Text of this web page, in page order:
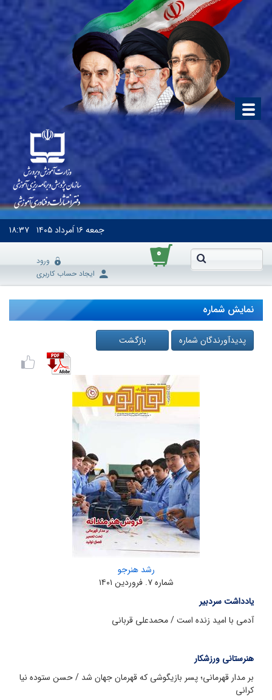
جمعه۱۶ اَمرداد ۱۴۰۵ ۱۸:۳۷
۰
ورود
ایجاد حساب کاربری
نمایش شماره
پدیدآورندگان شماره بازگشت
رشد هنرجو
شماره ۷. فروردین ۱۴۰۱
یادداشت سردبیر
آدمى با امید زنده است / محمدعلی قربانی
هنرستانی ورزشکار
بر مدار قهرمانی؛ پسر بازیگوشی که قهرمان جهان شد / حسن ستوده نیا‌
کرانی